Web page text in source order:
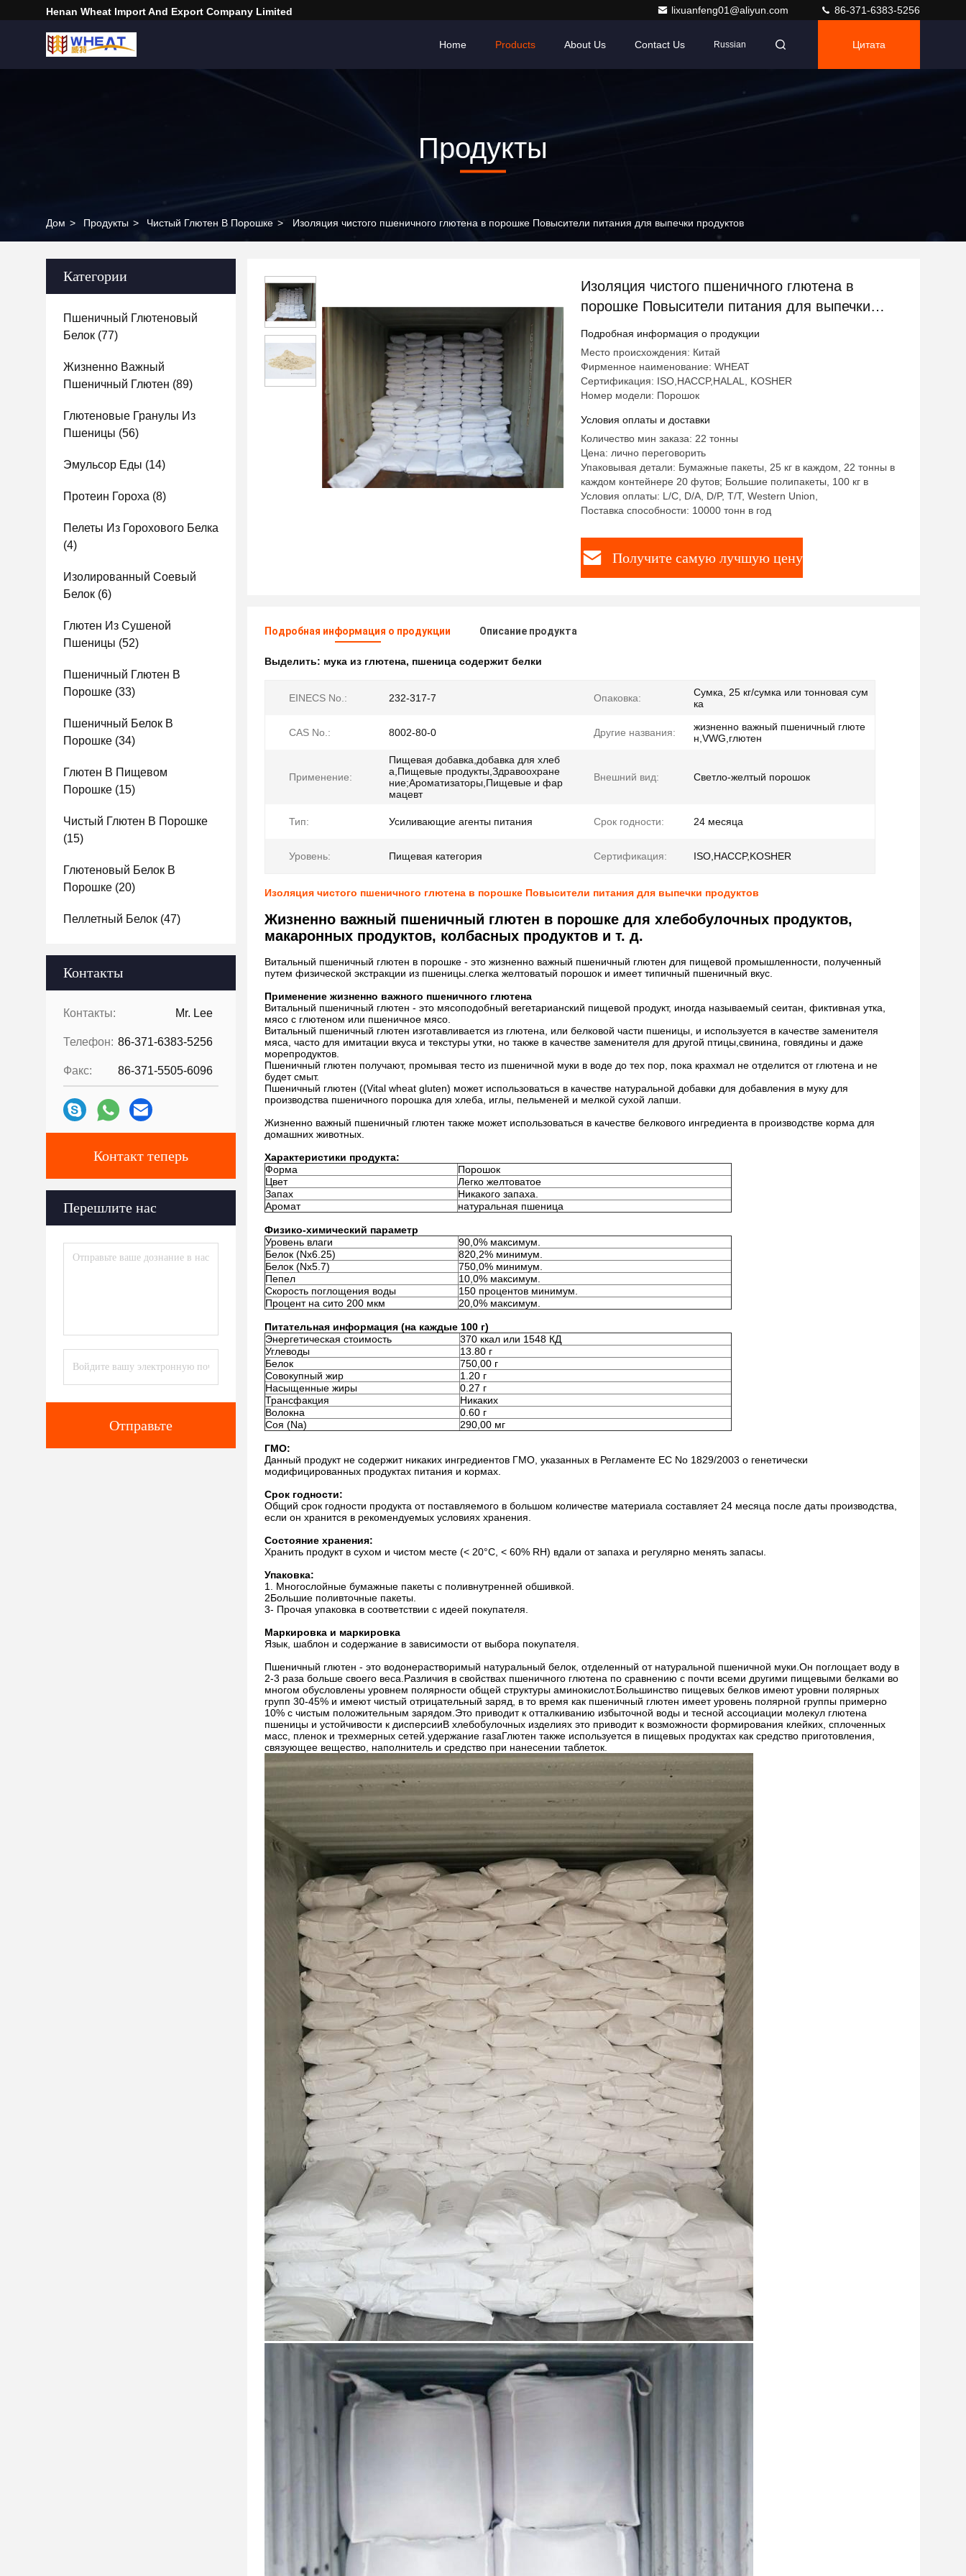
Henan Wheat Import And Export Company Limited lixuanfeng01@aliyun.com 86-371-6383-5256
Home Products About Us Contact Us Russian Цитата
Продукты
Дом > Продукты > Чистый Глютен В Порошке > Изоляция чистого пшеничного глютена в порошке Повысители питания для выпечки продуктов
Категории
Пшеничный Глютеновый
Белок (77)
Жизненно Важный
Пшеничный Глютен (89)
Глютеновые Гранулы Из
Пшеницы (56)
Эмульсор Еды (14)
Протеин Гороха (8)
Пелеты Из Горохового Белка
(4)
Изолированный Соевый
Белок (6)
Глютен Из Сушеной
Пшеницы (52)
Пшеничный Глютен В
Порошке (33)
Пшеничный Белок В
Порошке (34)
Глютен В Пищевом
Порошке (15)
Чистый Глютен В Порошке
(15)
Глютеновый Белок В
Порошке (20)
Пеллетный Белок (47)
Контакты
Контакты: Mr. Lee
Телефон: 86-371-6383-5256
Факс: 86-371-5505-6096
Контакт теперь
Перешлите нас
Отправьте
Изоляция чистого пшеничного глютена в
порошке Повысители питания для выпечки
продуктов
Подробная информация о продукции
Место происхождения: Китай
Фирменное наименование: WHEAT
Сертификация: ISO,HACCP,HALAL, KOSHER
Номер модели: Порошок
Условия оплаты и доставки
Количество мин заказа: 22 тонны
Цена: лично переговорить
Упаковывая детали: Бумажные пакеты, 25 кг в каждом, 22 тонны в
каждом контейнере 20 футов; Большие полипакеты, 100 кг в
Условия оплаты: L/C, D/A, D/P, T/T, Western Union,
Поставка способности: 10000 тонн в год
Получите самую лучшую цену
Подробная информация о продукции Описание продукта
Выделить: мука из глютена, пшеница содержит белки
EINECS No.: 232-317-7 Опаковка:
Сумка, 25 кг/сумка или тонновая сум
ка
CAS No.: 8002-80-0 Другие названия:
жизненно важный пшеничный глюте
н,VWG,глютен
Применение:
Пищевая добавка,добавка для хлеб
а,Пищевые продукты,Здравоохране
ние;Ароматизаторы,Пищевые и фар
мацевт
Внешний вид: Светло-желтый порошок
Тип: Усиливающие агенты питания Срок годности: 24 месяца
Уровень: Пищевая категория Сертификация: ISO,HACCP,KOSHER
Изоляция чистого пшеничного глютена в порошке Повысители питания для выпечки продуктов
Жизненно важный пшеничный глютен в порошке для хлебобулочных продуктов,
макаронных продуктов, колбасных продуктов и т. д.
Витальный пшеничный глютен в порошке - это жизненно важный пшеничный глютен для пищевой промышленности, полученный
путем физической экстракции из пшеницы.слегка желтоватый порошок и имеет типичный пшеничный вкус.
Применение жизненно важного пшеничного глютена
Витальный пшеничный глютен - это мясоподобный вегетарианский пищевой продукт, иногда называемый сеитан, фиктивная утка,
мясо с глютеном или пшеничное мясо.
Витальный пшеничный глютен изготавливается из глютена, или белковой части пшеницы, и используется в качестве заменителя
мяса, часто для имитации вкуса и текстуры утки, но также в качестве заменителя для другой птицы,свинина, говядины и даже
морепродуктов.
Пшеничный глютен получают, промывая тесто из пшеничной муки в воде до тех пор, пока крахмал не отделится от глютена и не
будет смыт.
Пшеничный глютен ((Vital wheat gluten) может использоваться в качестве натуральной добавки для добавления в муку для
производства пшеничного порошка для хлеба, иглы, пельменей и мелкой сухой лапши.
Жизненно важный пшеничный глютен также может использоваться в качестве белкового ингредиента в производстве корма для
домашних животных.
Характеристики продукта:
Форма
Порошок
Цвет
Легко желтоватое
Запах
Никакого запаха.
Аромат
натуральная пшеница
Физико-химический параметр
Уровень влаги
90,0% максимум.
Белок (Nx6.25)
820,2% минимум.
Белок (Nx5.7)
750,0% минимум.
Пепел
10,0% максимум.
Скорость поглощения воды
150 процентов минимум.
Процент на сито 200 мкм
20,0% максимум.
Питательная информация (на каждые 100 г)
Энергетическая стоимость
370 ккал или 1548 КД
Углеводы
13.80 г
Белок
750,00 г
Совокупный жир
1.20 г
Насыщенные жиры
0.27 г
Трансфакция
Никаких
Волокна
0.60 г
Соя (Na)
290,00 мг
ГМО:
Данный продукт не содержит никаких ингредиентов ГМО, указанных в Регламенте ЕС No 1829/2003 о генетически
модифицированных продуктах питания и кормах.
Срок годности:
Общий срок годности продукта от поставляемого в большом количестве материала составляет 24 месяца после даты производства,
если он хранится в рекомендуемых условиях хранения.
Состояние хранения:
Хранить продукт в сухом и чистом месте (< 20°C, < 60% RH) вдали от запаха и регулярно менять запасы.
Упаковка:
1. Многослойные бумажные пакеты с поливнутренней обшивкой.
2Большие поливточные пакеты.
3- Прочая упаковка в соответствии с идеей покупателя.
Маркировка и маркировка
Язык, шаблон и содержание в зависимости от выбора покупателя.
Пшеничный глютен - это водонерастворимый натуральный белок, отделенный от натуральной пшеничной муки.Он поглощает воду в
2-3 раза больше своего веса.Различия в свойствах пшеничного глютена по сравнению с почти всеми другими пищевыми белками во
многом обусловлены уровнем полярности общей структуры аминокислот.Большинство пищевых белков имеют уровни полярных
групп 30-45% и имеют чистый отрицательный заряд, в то время как пшеничный глютен имеет уровень полярной группы примерно
10% с чистым положительным зарядом.Это приводит к отталкиванию избыточной воды и тесной ассоциации молекул глютена
пшеницы и устойчивости к дисперсииВ хлебобулочных изделиях это приводит к возможности формирования клейких, сплоченных
масс, пленок и трехмерных сетей.удержание газаГлютен также используется в пищевых продуктах как средство приготовления,
связующее вещество, наполнитель и средство при нанесении таблеток.